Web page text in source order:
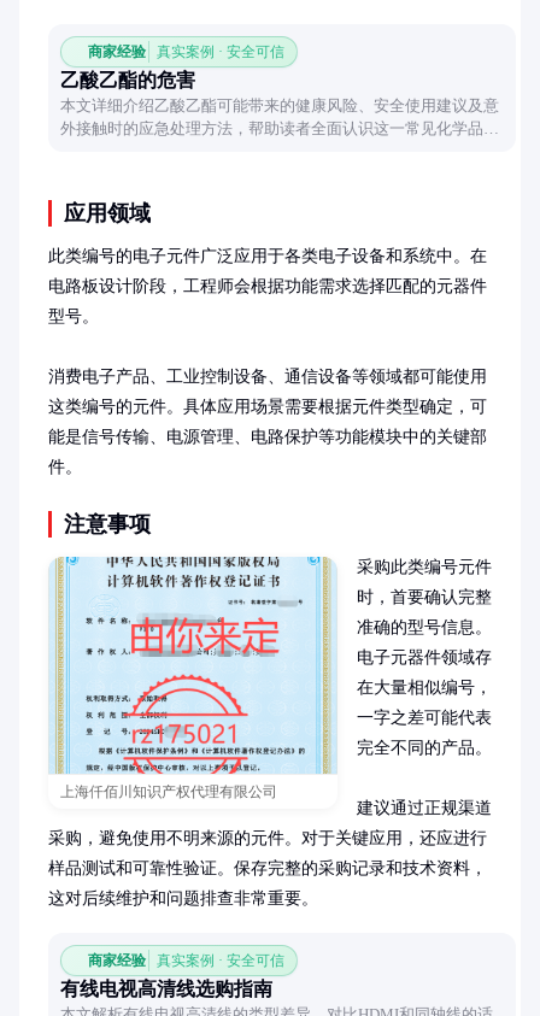
商家经验 真实案例 · 安全可信
乙酸乙酯的危害
本文详细介绍乙酸乙酯可能带来的健康风险、安全使用建议及意
外接触时的应急处理方法，帮助读者全面认识这一常见化学品的
应用领域
此类编号的电子元件广泛应用于各类电子设备和系统中。在
电路板设计阶段，工程师会根据功能需求选择匹配的元器件
型号。
消费电子产品、工业控制设备、通信设备等领域都可能使用
这类编号的元件。具体应用场景需要根据元件类型确定，可
能是信号传输、电源管理、电路保护等功能模块中的关键部
件。
注意事项
上海仟佰川知识产权代理有限公司
采购此类编号元件
时，首要确认完整
准确的型号信息。
电子元器件领域存
在大量相似编号，
一字之差可能代表
完全不同的产品。
建议通过正规渠道
采购，避免使用不明来源的元件。对于关键应用，还应进行
样品测试和可靠性验证。保存完整的采购记录和技术资料，
这对后续维护和问题排查非常重要。
商家经验 真实案例 · 安全可信
有线电视高清线选购指南